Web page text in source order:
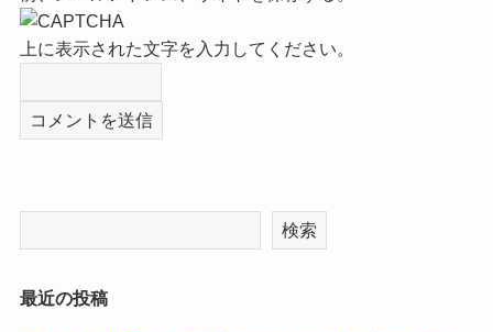
上に表示された文字を入力してください。
検索
最近の投稿